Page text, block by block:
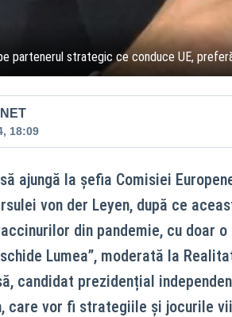
partenerul strategic ce conduce UE,
18:09
ajungă la șefia Comisiei
von der Leyen, după ce
din pandemie, cu doar
Lumea”, moderată la
candidat prezidențial
care vor fi strategiile și jocurile